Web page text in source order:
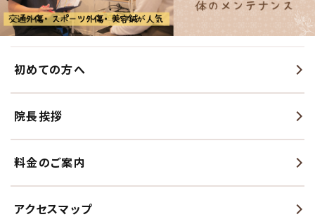
初めての方へ
院長挨拶
料金のご案内
アクセスマップ